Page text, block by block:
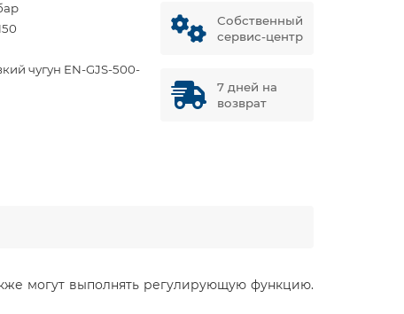
чугун EN-GJS-500-
Собственный
сервис-центр
7 дней на
возврат
могут выполнять регулирующую функцию.